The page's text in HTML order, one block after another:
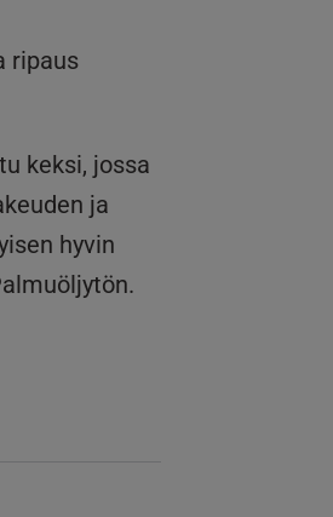
ripaus
keksi, jossa
ja
hyvin